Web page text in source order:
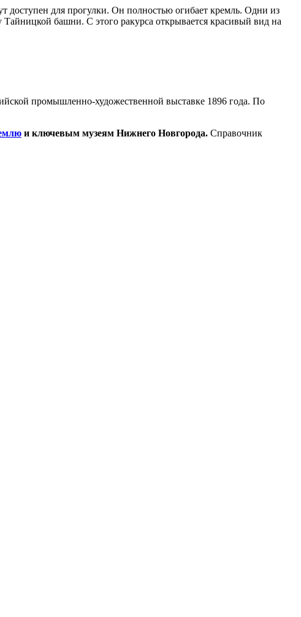
доступен для прогулки. Он полностью огибает кремль. Одни из
башни. С этого ракурса открывается красивый вид на
промышленно-художественной выставке 1896 года. По
и ключевым музеям Нижнего Новгорода. Справочник